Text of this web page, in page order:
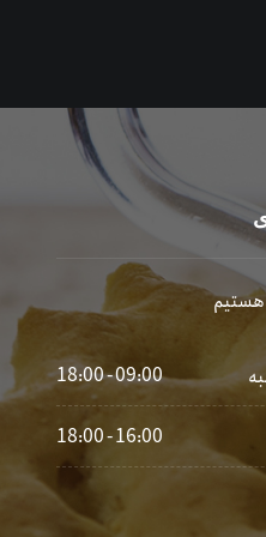
هستیم
09:00 - 18:00
16:00 - 18:00